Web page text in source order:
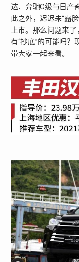
达、奔驰C级与日产
此之外，迟迟未“露
上市。那么问题来
有“抄底”的可能吗
带大家一起来看。